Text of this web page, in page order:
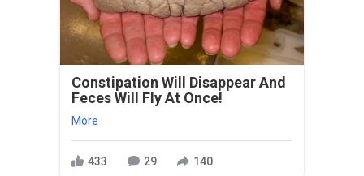
Constipation Will Disappear And
Feces Will Fly At Once!
More
433 29 140